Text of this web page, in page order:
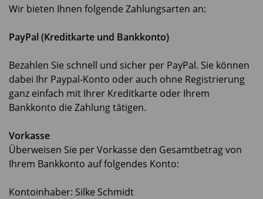
Wir bieten Ihnen folgende Zahlungsarten an:
PayPal (Kreditkarte und Bankkonto)
Bezahlen Sie schnell und sicher per PayPal. Sie können
dabei Ihr Paypal-Konto oder auch ohne Registrierung
ganz einfach mit Ihrer Kreditkarte oder Ihrem
Bankkonto die Zahlung tätigen.
Vorkasse
Überweisen Sie per Vorkasse den Gesamtbetrag von
Ihrem Bankkonto auf folgendes Konto:
Kontoinhaber: Silke Schmidt